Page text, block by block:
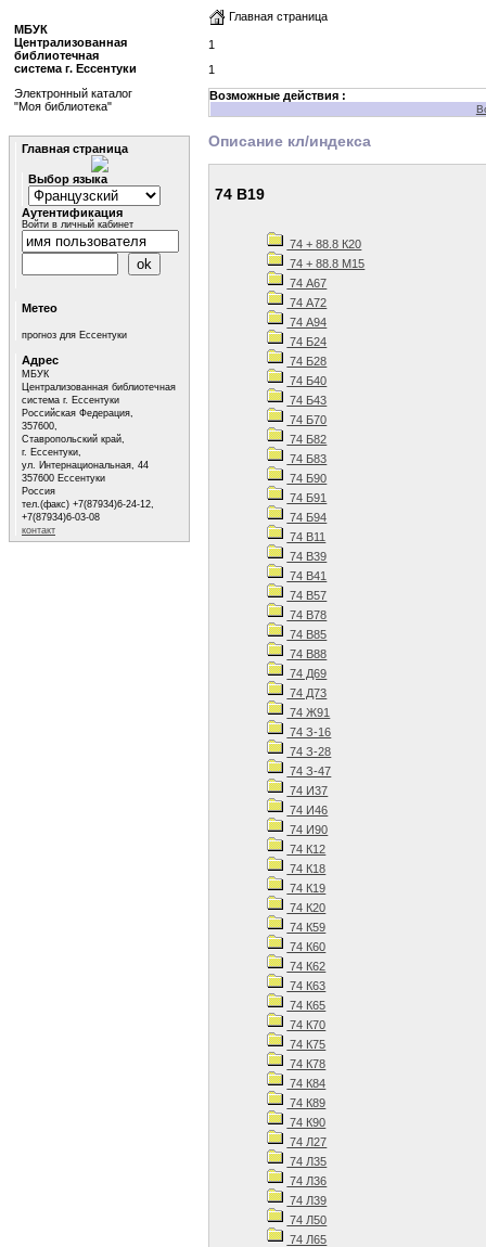
Главная страница
1
1
Возможные действия :
Описание кл/индекса
74 В19
74 + 88.8 К20
74 + 88.8 М15
74 А67
74 А72
74 А94
74 Б24
74 Б28
74 Б40
74 Б43
74 Б70
74 Б82
74 Б83
74 Б90
74 Б91
74 Б94
74 В11
74 В39
74 В41
74 В57
74 В78
74 В85
74 В88
74 Д69
74 Д73
74 Ж91
74 З-16
74 З-28
74 З-47
74 И37
74 И46
74 И90
74 К12
74 К18
74 К19
74 К20
74 К59
74 К60
74 К62
74 К63
74 К65
74 К70
74 К75
74 К78
74 К84
74 К89
74 К90
74 Л27
74 Л35
74 Л36
74 Л39
74 Л50
74 Л65
МБУК
Централизованная
библиотечная
система г. Ессентуки
Электронный каталог
"Моя библиотека"
Главная страница
Выбор языка
Аутентификация
Войти в личный кабинет
Метео
прогноз для Ессентуки
Адрес
МБУК
Централизованная библиотечная
система г. Ессентуки
Российская Федерация,
357600,
Ставропольский край,
г. Ессентуки,
ул. Интернациональная, 44
357600 Ессентуки
Россия
тел.(факс) +7(87934)6-24-12,
+7(87934)6-03-08
контакт